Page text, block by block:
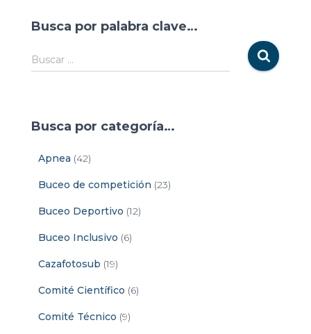
Busca por palabra clave…
Buscar …
Busca por categoría…
Apnea (42)
Buceo de competición (23)
Buceo Deportivo (12)
Buceo Inclusivo (6)
Cazafotosub (19)
Comité Científico (6)
Comité Técnico (9)